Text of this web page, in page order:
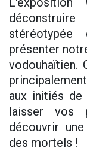
présenter
vodouhaïtien.
aux initiés
laisser vos
découvrir
des mortels !